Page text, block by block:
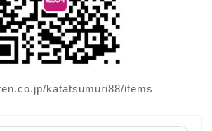
katatsumuri88/items